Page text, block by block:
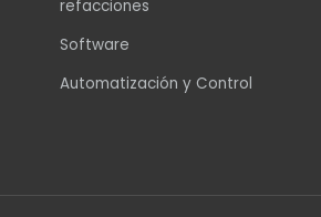
refacciones
Software
Automatización y Control